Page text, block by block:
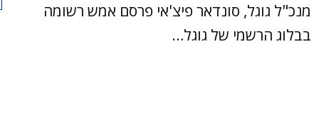
מנכ"ל גוגל, סונדאר פיצ'אי פרסם אמש רשומה
בבלוג הרשמי של גוגל…